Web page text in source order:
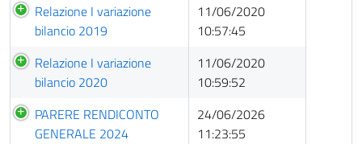
Relazione I variazione
bilancio 2019
11/06/2020
10:57:45
Relazione I variazione
bilancio 2020
11/06/2020
10:59:52
PARERE RENDICONTO
GENERALE 2024
24/06/2026
11:23:55